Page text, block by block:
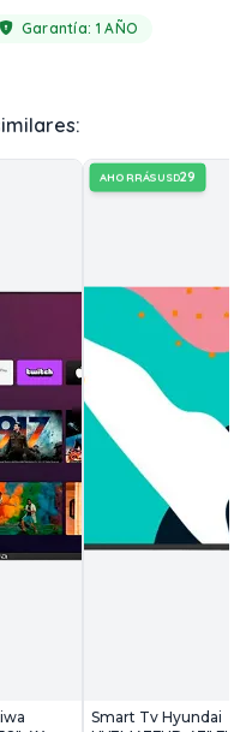
Garantía: 1 AÑO
AHORRÁSUSD29
Smart Tv Hyundai